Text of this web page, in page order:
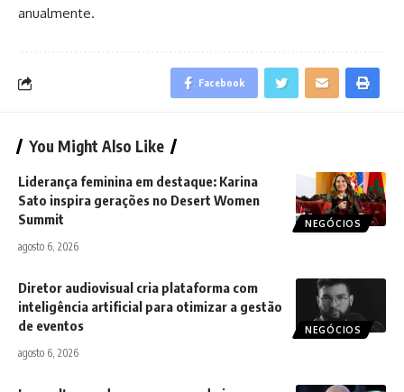
anualmente.
Facebook
You Might Also Like
NEGÓCIOS
Liderança feminina em destaque: Karina
Sato inspira gerações no Desert Women
Summit
agosto 6, 2026
NEGÓCIOS
Diretor audiovisual cria plataforma com
inteligência artificial para otimizar a gestão
de eventos
agosto 6, 2026